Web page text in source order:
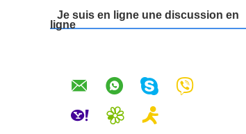
Je suis en ligne une discussion en
ligne